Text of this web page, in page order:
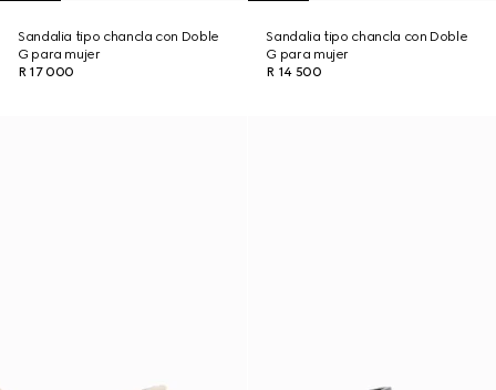
Sandalia tipo chancla con Doble
G para mujer
R 17 000
Sandalia tipo chancla con Doble
G para mujer
R 14 500